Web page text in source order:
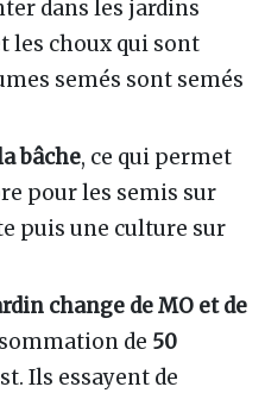
dans les jardins
les choux qui sont
semés sont semés
bâche, ce qui permet
pour les semis sur
puis une culture sur
change de MO et de
de 50
Ils essayent de